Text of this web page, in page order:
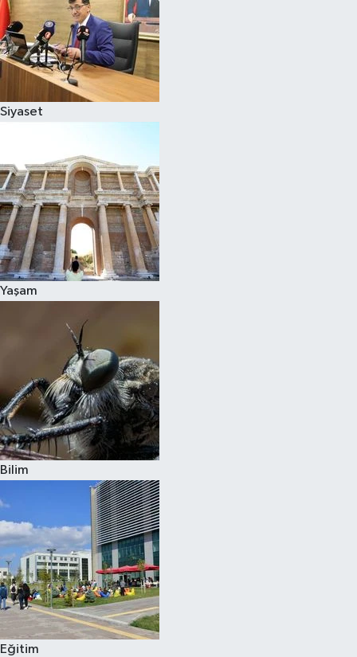
Siyaset
Yaşam
Bilim
Eğitim